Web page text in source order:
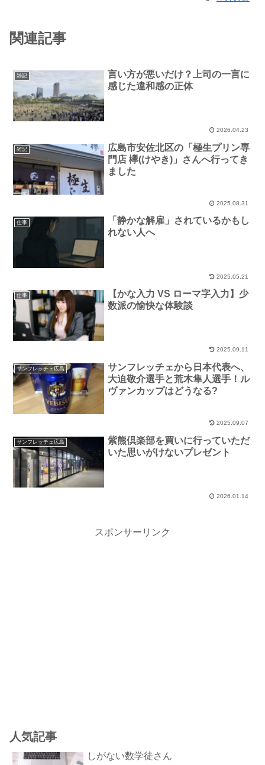
関連記事
雑記
言い方が悪いだけ？上司の一言に
感じた違和感の正体
2026.04.23
雑記
広島市安佐北区の「極生プリン専
門店 欅(けやき)」さんへ行ってき
ました
2025.08.31
仕事
「静かな解雇」されているかもし
れない人へ
2025.05.21
仕事
【かな入力 VS ローマ字入力】少
数派の愉快な体験談
2025.09.11
サンフレッチェ広島
サンフレッチェから日本代表へ、
大迫敬介選手と荒木隼人選手！ル
ヴァンカップはどうなる?
2025.09.07
サンフレッチェ広島
紫熊倶楽部を買いに行っていただ
いた思いがけないプレゼント
2026.01.14
スポンサーリンク
人気記事
しがない数学徒さん